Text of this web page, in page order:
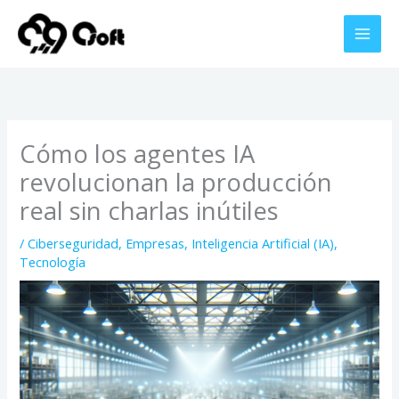
contenido
Cómo los agentes IA
revolucionan la producción
real sin charlas inútiles
/Ciberseguridad, Empresas, Inteligencia Artificial (IA),
Tecnología